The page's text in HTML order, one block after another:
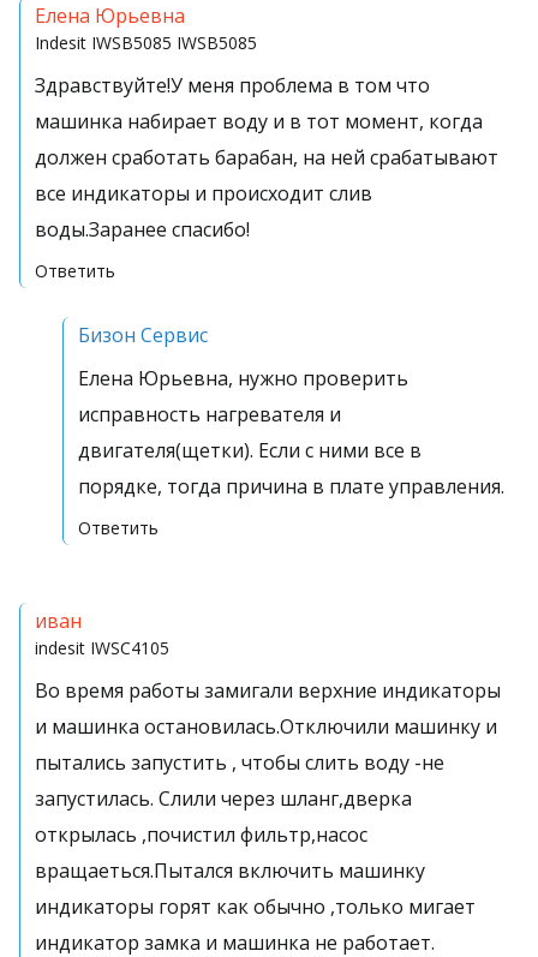
Елена Юрьевна
Indesit IWSB5085 IWSB5085
Здравствуйте!У меня проблема в том что
машинка набирает воду и в тот момент, когда
должен сработать барабан, на ней срабатывают
все индикаторы и происходит слив
воды.Заранее спасибо!
Ответить
Бизон Сервис
Елена Юрьевна, нужно проверить
исправность нагревателя и
двигателя(щетки). Если с ними все в
порядке, тогда причина в плате управления.
Ответить
иван
indesit IWSC4105
Во время работы замигали верхние индикаторы
и машинка остановилась.Отключили машинку и
пытались запустить , чтобы слить воду -не
запустилась. Слили через шланг,дверка
открылась ,почистил фильтр,насос
вращаеться.Пытался включить машинку
индикаторы горят как обычно ,только мигает
индикатор замка и машинка не работает.